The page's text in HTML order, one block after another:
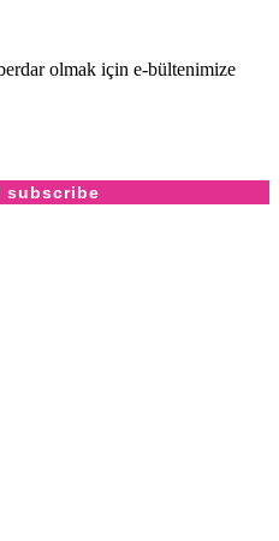
olmak için e-bültenimize